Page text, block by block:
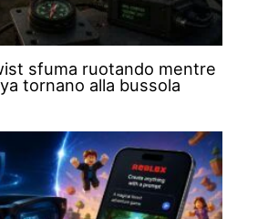
sfuma ruotando mentre
tornano alla bussola